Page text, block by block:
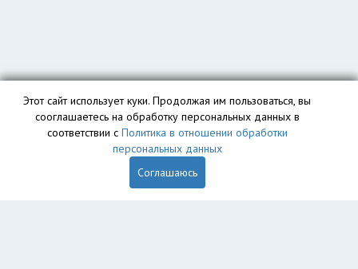
Этот сайт использует куки. Продолжая им пользоваться, вы
сооглашаетесь на обработку персональных данных в
соответствии с Политика в отношении обработки
персональных данных
Соглашаюсь